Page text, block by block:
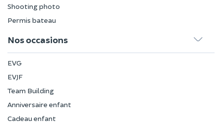
Shooting photo
Permis bateau
Nos occasions
EVG
EVJF
Team Building
Anniversaire enfant
Cadeau enfant